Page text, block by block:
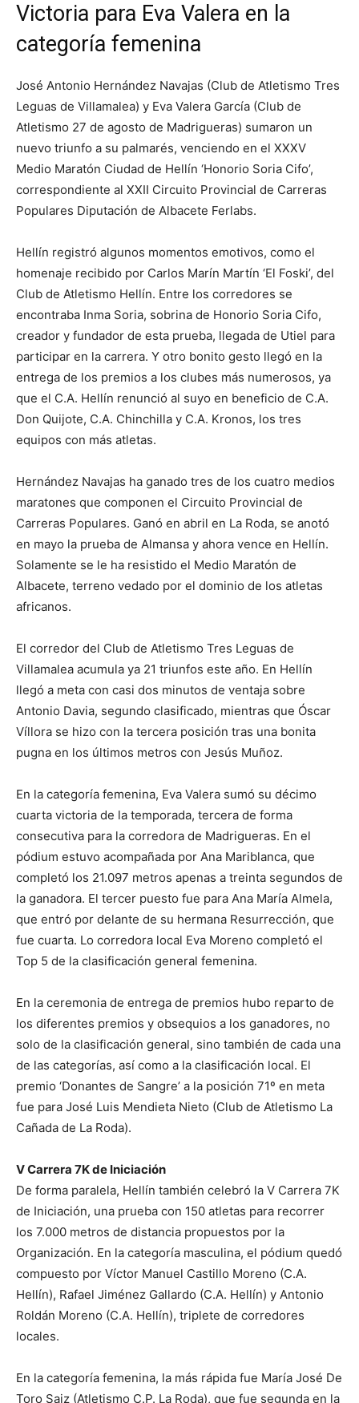
Victoria para Eva Valera en la
categoría femenina
José Antonio Hernández Navajas (Club de Atletismo Tres
Leguas de Villamalea) y Eva Valera García (Club de
Atletismo 27 de agosto de Madrigueras) sumaron un
nuevo triunfo a su palmarés, venciendo en el XXXV
Medio Maratón Ciudad de Hellín ‘Honorio Soria Cifo’,
correspondiente al XXII Circuito Provincial de Carreras
Populares Diputación de Albacete Ferlabs.
Hellín registró algunos momentos emotivos, como el
homenaje recibido por Carlos Marín Martín ‘El Foski’, del
Club de Atletismo Hellín. Entre los corredores se
encontraba Inma Soria, sobrina de Honorio Soria Cifo,
creador y fundador de esta prueba, llegada de Utiel para
participar en la carrera. Y otro bonito gesto llegó en la
entrega de los premios a los clubes más numerosos, ya
que el C.A. Hellín renunció al suyo en beneficio de C.A.
Don Quijote, C.A. Chinchilla y C.A. Kronos, los tres
equipos con más atletas.
Hernández Navajas ha ganado tres de los cuatro medios
maratones que componen el Circuito Provincial de
Carreras Populares. Ganó en abril en La Roda, se anotó
en mayo la prueba de Almansa y ahora vence en Hellín.
Solamente se le ha resistido el Medio Maratón de
Albacete, terreno vedado por el dominio de los atletas
africanos.
El corredor del Club de Atletismo Tres Leguas de
Villamalea acumula ya 21 triunfos este año. En Hellín
llegó a meta con casi dos minutos de ventaja sobre
Antonio Davia, segundo clasificado, mientras que Óscar
Víllora se hizo con la tercera posición tras una bonita
pugna en los últimos metros con Jesús Muñoz.
En la categoría femenina, Eva Valera sumó su décimo
cuarta victoria de la temporada, tercera de forma
consecutiva para la corredora de Madrigueras. En el
pódium estuvo acompañada por Ana Mariblanca, que
completó los 21.097 metros apenas a treinta segundos de
la ganadora. El tercer puesto fue para Ana María Almela,
que entró por delante de su hermana Resurrección, que
fue cuarta. Lo corredora local Eva Moreno completó el
Top 5 de la clasificación general femenina.
En la ceremonia de entrega de premios hubo reparto de
los diferentes premios y obsequios a los ganadores, no
solo de la clasificación general, sino también de cada una
de las categorías, así como a la clasificación local. El
premio ‘Donantes de Sangre’ a la posición 71º en meta
fue para José Luis Mendieta Nieto (Club de Atletismo La
Cañada de La Roda).
V Carrera 7K de Iniciación
De forma paralela, Hellín también celebró la V Carrera 7K
de Iniciación, una prueba con 150 atletas para recorrer
los 7.000 metros de distancia propuestos por la
Organización. En la categoría masculina, el pódium quedó
compuesto por Víctor Manuel Castillo Moreno (C.A.
Hellín), Rafael Jiménez Gallardo (C.A. Hellín) y Antonio
Roldán Moreno (C.A. Hellín), triplete de corredores
locales.
En la categoría femenina, la más rápida fue María José De
Toro Saiz (Atletismo C.P. La Roda), que fue segunda en la